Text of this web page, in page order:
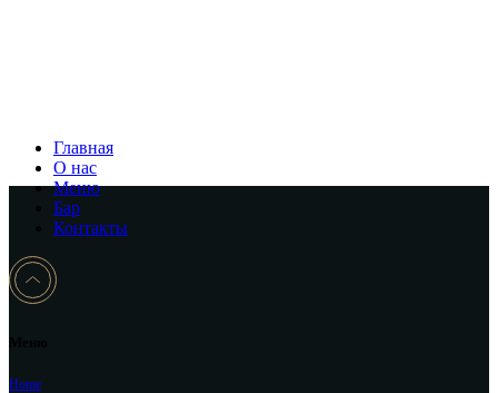
Главная
О нас
Меню
Бар
Контакты
Home